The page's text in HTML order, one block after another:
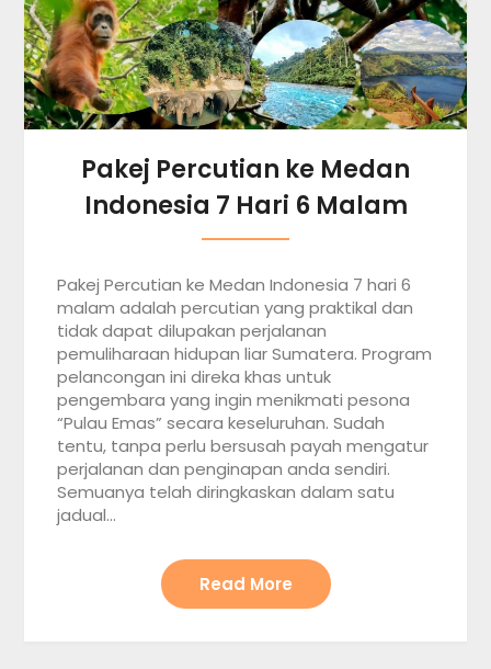
Pakej Percutian ke Medan
Indonesia 7 Hari 6 Malam
Pakej Percutian ke Medan Indonesia 7 hari 6
malam adalah percutian yang praktikal dan
tidak dapat dilupakan perjalanan
pemuliharaan hidupan liar Sumatera. Program
pelancongan ini direka khas untuk
pengembara yang ingin menikmati pesona
“Pulau Emas” secara keseluruhan. Sudah
tentu, tanpa perlu bersusah payah mengatur
perjalanan dan penginapan anda sendiri.
Semuanya telah diringkaskan dalam satu
jadual…
Read More